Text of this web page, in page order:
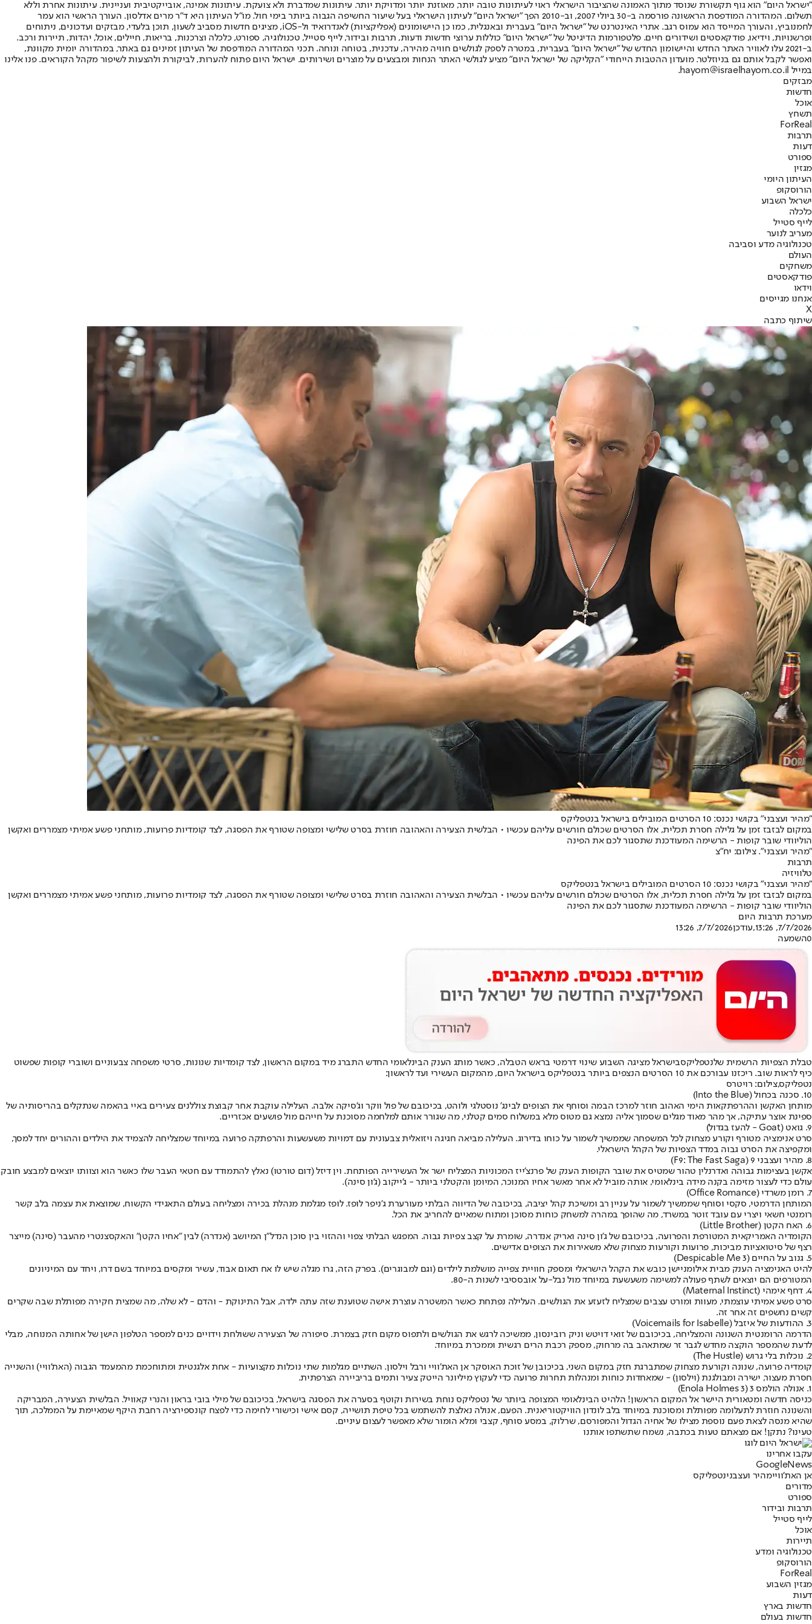
"ישראל היום" הוא גוף תקשורת שנוסד מתוך האמונה שהציבור הישראלי ראוי לעיתונות טובה יותר, מאוזנת יותר ומדויקת יותר. עיתונות שמדברת ולא צועקת. עיתונות אמינה, אובייקטיבית ועניינית. עיתונות אחרת וללא
תשלום. המהדורה המודפסת הראשונה פורסמה ב-30 ביולי 2007, וב-2010 הפך "ישראל היום" לעיתון הישראלי בעל שיעור החשיפה הגבוה ביותר בימי חול. מו"ל העיתון היא ד"ר מרים אדלסון. העורך הראשי הוא עמר
לחמנוביץ, והעורך המייסד הוא עמוס רגב. אתרי האינטרנט של "ישראל היום" בעברית ובאנגלית, כמו כן היישומונים (אפליקציות) לאנדרואיד ול-iOS, מציגים חדשות מסביב לשעון, תוכן בלעדי, מבזקים ועדכונים, ניתוחים
ופרשנויות, וידיאו, פודקאסטים ושידורים חיים. פלטפורמות הדיגיטל של "ישראל היום" כוללות ערוצי חדשות ודעות, תרבות ובידור, לייף סטייל, טכנולוגיה, ספורט, כלכלה וצרכנות, בריאות, חיילים, אוכל, יהדות, תיירות ורכב.
ב-2021 עלו לאוויר האתר החדש והיישומון החדש של "ישראל היום" בעברית, במטרה לספק לגולשים חוויה מהירה, עדכנית, בטוחה ונוחה. תכני המהדורה המודפסת של העיתון זמינים גם באתר, במהדורה יומית מקוונת,
ואפשר לקבל אותם גם בניוזלטר. מועדון ההטבות הייחודי "הקליקה של ישראל היום" מציע לגולשי האתר הנחות ומבצעים על מוצרים ושירותים. ישראל היום פתוח להערות, לביקורת ולהצעות לשיפור מקהל הקוראים. פנו אלינו
במייל hayom@israelhayom.co.il.
מבזקים
חדשות
אוכל
תשחץ
ForReal
תרבות
דעות
ספורט
מגזין
העיתון היומי
הורוסקופ
ישראל השבוע
כלכלה
לייף סטייל
מעריב לנוער
טכנולוגיה מדע וסביבה
העולם
משחקים
פודקאסטים
וידאו
אנחנו מגייסים
X
שיתוף כתבה
"מהיר ועצבני" בקושי נכנס: 10 הסרטים המובילים בישראל בנטפליקס
במקום לבזבז זמן על גלילה חסרת תכלית, אלו הסרטים שכולם חורשים עליהם עכשיו • הבלשית הצעירה והאהובה חוזרת בסרט שלישי ומצופה שטורף את הפסגה, לצד קומדיות פרועות, מותחני פשע אמיתי מצמררים ואקשן
הוליוודי שובר קופות - הרשימה המעודכנת שתסגור לכם את הפינה
"מהיר ועצבני". צילום: יח"צ
תרבות
טלוויזיה
"מהיר ועצבני" בקושי נכנס: 10 הסרטים המובילים בישראל בנטפליקס
במקום לבזבז זמן על גלילה חסרת תכלית, אלו הסרטים שכולם חורשים עליהם עכשיו • הבלשית הצעירה והאהובה חוזרת בסרט שלישי ומצופה שטורף את הפסגה, לצד קומדיות פרועות, מותחני פשע אמיתי מצמררים ואקשן
הוליוודי שובר קופות - הרשימה המעודכנת שתסגור לכם את הפינה
מערכת תרבות היום
7/7/2026, 13:26
,עודכן7/7/2026, 13:26
0השמעה
טבלת הצפיות הרשמית שלנטפליקסבישראל מציגה השבוע שינוי דרמטי בראש הטבלה, כאשר מותג הענק הבינלאומי החדש התברג מיד במקום הראשון, לצד קומדיות שנונות, סרטי משפחה צבעוניים ושוברי קופות שפשוט
כיף לראות שוב. ריכזנו עבורכם את 10 הסרטים הנצפים ביותר בנטפליקס בישראל היום, מהמקום העשירי ועד לראשון:
נטפליקס,צילום: רויטרס
10. סכנה בכחול (Into the Blue)
מותחן האקשן וההרפתקאות הימי האהוב חוזר למרכז הבמה וסוחף את הצופים לבינג' נוסטלגי ולוהט, בכיכובם של פול ווקר וג'סיקה אלבה. העלילה עוקבת אחר קבוצת צוללנים צעירים באיי בהאמה שנתקלים בהריסותיה של
ספינת אוצר עתיקה, אך מהר מאוד מגלים שסמוך אליה נמצא גם מטוס מלא במשלוח סמים קטלני, מה שגורר אותם למלחמה מסוכנת על חייהם מול פושעים אכזריים.
9. גואט (Goat - להעז בגדול)
סרט אנימציה מטורף וקורע מצחוק לכל המשפחה שממשיך לשמור על כוחו בדירוג. העלילה מביאה חגיגה ויזואלית צבעונית עם דמויות משעשעות והרפתקה פרועה במיוחד שמצליחה להצמיד את הילדים וההורים יחד למסך,
ומקפיצה את הסרט גבוה במדד הצפיות של הקהל הישראלי.
8. מהיר ועצבני 9 (F9: The Fast Saga)
אקשן בעצימות גבוהה ואדרנלין טהור שמטיס את שובר הקופות הענק של פרנצ'ייז המכוניות המצליח ישר אל העשירייה הפותחת. וין דיזל (דום טורטו) נאלץ להתמודד עם חטאי העבר שלו כאשר הוא וצוותו יוצאים למבצע חובק
עולם כדי לעצור מזימה בקנה מידה בינלאומי, אותה מוביל לא אחר מאשר אחיו המנוכר, המיומן והקטלני ביותר - ג'ייקוב (ג'ון סינה).
7. רומן משרדי (Office Romance)
המותחן הדרמטי, סקסי וסוחף שממשיך לשמור על עניין רב ומשיכת קהל יציבה, בכיכובה של הדיווה הבלתי מעורערת ג'ניפר לופז. לופז מגלמת מנהלת בכירה ומצליחה בעולם התאגידי הקשוח, שמוצאת את עצמה בלב קשר
רומנטי חשאי ויצרי עם עובד זוטר במשרד, מה שהופך במהרה למשחק כוחות מסוכן ומתוח שמאיים להחריב את הכל.
6. האח הקטן (Little Brother)
הקומדיה האמריקאית המטורפת והפרועה, בכיכובם של ג'ון סינה ואריק אנדרה, שומרת על קצב צפיות גבוה. המפגש הבלתי צפוי וההזוי בין סוכן הנדל"ן המיושב (אנדרה) לבין "אחיו הקטן" והאקסצנטרי מהעבר (סינה) מייצר
רצף של סיטואציות מביכות, פרועות וקורעות מצחוק שלא משאירות את הצופים אדישים.
5. גנוב על החיים (Despicable Me 3)
להיט האנימציה הענק מבית אילומניישן כובש את הקהל הישראלי ומספק חוויית צפייה מושלמת לילדים (וגם למבוגרים). בפרק הזה, גרו מגלה שיש לו אח תאום אבוד, עשיר ומקסים במיוחד בשם דרו, ויחד עם המיניונים
המטורפים הם יוצאים לשתף פעולה למשימה משעשעת במיוחד מול נבל-על אובססיבי לשנות ה-80.
4. דחף אימהי (Maternal Instinct)
סרט פשע אמיתי עוצמתי, מעוות ומורט עצבים שמצליח לזעזע את הגולשים. העלילה נפתחת כאשר המשטרה עוצרת אישה שטוענת שזה עתה ילדה, אבל התינוקת - והדם - לא שלה, מה שמצית חקירה מפותלת שבה שקרים
קשים נחשפים זה אחר זה.
3. ההודעות של איזבל (Voicemails for Isabelle)
הדרמה הרומנטית השנונה והמצליחה, בכיכובם של זואי דויטש וניק רובינסון, ממשיכה לרגש את הגולשים ולתפוס מקום חזק בצמרת. סיפורה של הצעירה ששולחת וידויים כנים למספר הטלפון הישן של אחותה המנוחה, מבלי
לדעת שהמספר הוקצה מחדש לגבר זר שמתאהב בה מרחוק, מספק רכבת הרים רגשית וממכרת במיוחד.
2. נוכלות בלי גרוש (The Hustle)
קומדיה פרועה, שנונה וקורעת מצחוק שמתברגת חזק במקום השני, בכיכובן של זוכת האוסקר אן האת'וויי ורבל וילסון. השתיים מגלמות שתי נוכלות מקצועיות - אחת אלגנטית ומתוחכמת מהמעמד הגבוה (האת'וויי) והשנייה
חסרת מעצור, ישירה ומבולגנת (וילסון) - שמאחדות כוחות ומנהלות תחרות פרועה כדי לעקוץ מיליונר הייטק צעיר ותמים בריביירה הצרפתית.
1. אנולה הולמס 3 (Enola Holmes 3)
כניסה חדשה ומטאורית היישר אל המקום הראשון! הלהיט הבינלאומי המצופה ביותר של נטפליקס נוחת בשירות וקוטף בסערה את הפסגה בישראל, בכיכובם של מילי בובי בראון והנרי קאוויל. הבלשית הצעירה, המבריקה
והשנונה חוזרת לתעלומה מפותלת ומסוכנת במיוחד בלב לונדון הוויקטוריאנית. הפעם, אנולה נאלצת להשתמש בכל טיפת תושייה, קסם אישי וכישורי לחימה כדי לפצח קונספירציה רחבת היקף שמאיימת על הממלכה, תוך
שהיא מנסה לצאת פעם נוספת מצילו של אחיה הגדול והמפורסם, שרלוק, במסע סוחף, קצבי ומלא הומור שלא מאפשר לעצום עיניים.
טעינו? נתקן! אם מצאתם טעות בכתבה, נשמח שתשתפו אותנו
עקבו אחרינו
Googl eNews
אן האת'וויימהיר ועצבנינטפליקס
מדורים
ספורט
תרבות ובידור
לייף סטייל
אוכל
תיירות
טכנולוגיה ומדע
הורוסקופ
ForReal
מגזין השבוע
דעות
חדשות בארץ
חדשות בעולם